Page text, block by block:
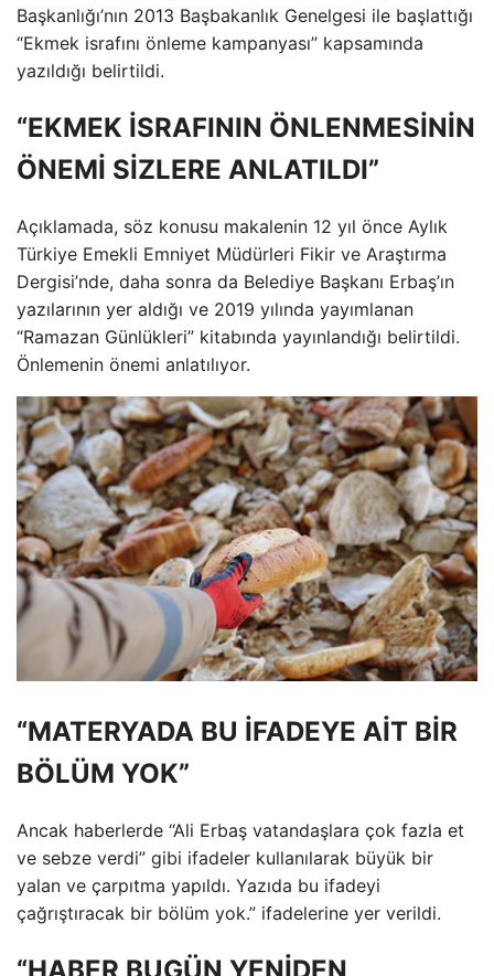
Başkanlığı’nın 2013 Başbakanlık Genelgesi ile başlattığı
“Ekmek israfını önleme kampanyası” kapsamında
yazıldığı belirtildi.
“EKMEK İSRAFININ ÖNLENMESİNİN
ÖNEMİ SİZLERE ANLATILDI”
Açıklamada, söz konusu makalenin 12 yıl önce Aylık
Türkiye Emekli Emniyet Müdürleri Fikir ve Araştırma
Dergisi’nde, daha sonra da Belediye Başkanı Erbaş’ın
yazılarının yer aldığı ve 2019 yılında yayımlanan
“Ramazan Günlükleri” kitabında yayınlandığı belirtildi.
Önlemenin önemi anlatılıyor.
“MATERYADA BU İFADEYE AİT BİR
BÖLÜM YOK”
Ancak haberlerde “Ali Erbaş vatandaşlara çok fazla et
ve sebze verdi” gibi ifadeler kullanılarak büyük bir
yalan ve çarpıtma yapıldı. Yazıda bu ifadeyi
çağrıştıracak bir bölüm yok.” ifadelerine yer verildi.